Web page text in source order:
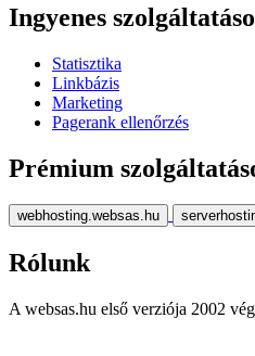
Ingyenes
Statisztika
Linkbázis
Marketing
Pagerank ellenőrzés
Prémium
webhosting.websas.hu
Rólunk
A websas.hu első verziója 2002